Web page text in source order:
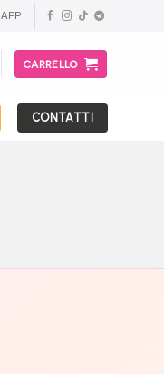
CARRELLO
CONTATTI